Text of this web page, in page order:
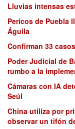
Lluvias intensas
Pericos de Puebla
Águila
Confirman 33
Poder Judicial de
rumbo a la
Cámaras con IA
Seúl
China utiliza por
observar un tifón